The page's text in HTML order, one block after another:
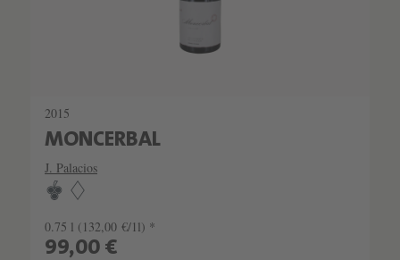
2015
MONCERBAL
J. Palacios
0.75 l (132,00 €/1l) *
99,00 €